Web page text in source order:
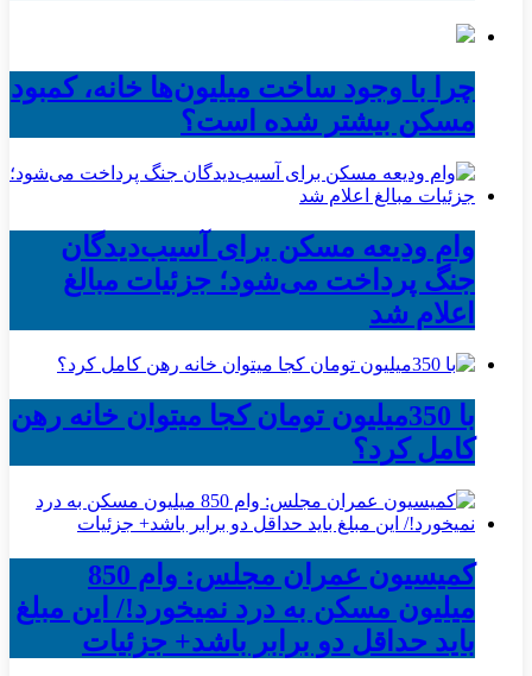
چرا با وجود ساخت میلیون‌ها خانه، کمبود
مسکن بیشتر شده است؟
وام ودیعه مسکن برای آسیب‌دیدگان
جنگ پرداخت می‌شود؛ جزئیات مبالغ
اعلام شد
با 350میلیون تومان کجا میتوان خانه رهن
کامل کرد؟
کمیسیون عمران مجلس: وام 850
میلیون مسکن به درد نمیخورد!/ این مبلغ
باید حداقل دو برابر باشد+ جزئیات